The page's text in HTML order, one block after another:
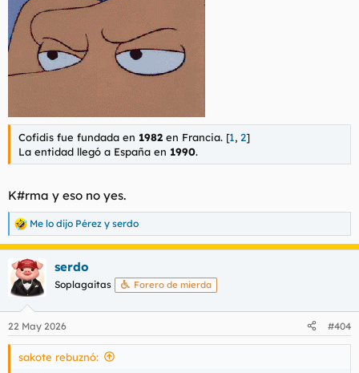
Cofidis fue fundada en 1982 en Francia. [1, 2]
La entidad llegó a España en 1990.
K#rma y eso no yes.
R
e
a
c
c
i
e
s
Me lo dijo Pérez y serdo
serdo
Soplagaitas Forero de mierda
22 May 2026 #404
sakote rebuznó: